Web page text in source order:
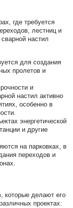
где требуется
лестниц и
настил
для создания
пролетов и
и
настил активно
особенно в
энергетической
и другие
на парковках, в
переходов и
которые делают его
проектах: